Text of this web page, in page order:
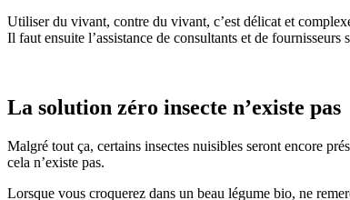
Utiliser du vivant, contre du vivant, c’est délicat et
Il faut ensuite l’assistance de consultants et de
La solution zéro insecte n’existe pas
Malgré tout ça, certains insectes nuisibles seront encore
cela n’existe pas.
Lorsque vous croquerez dans un beau légume bio, ne